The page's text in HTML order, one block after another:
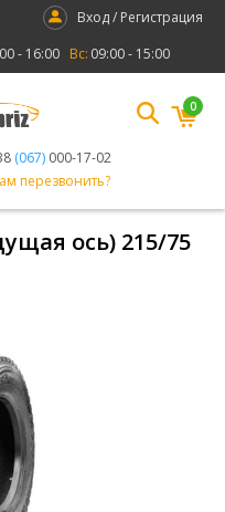
Вход / Регистрация
- 16:00 Вс: 09:00 - 15:00
(067) 000-17-02
перезвонить?
0
ось) 215/75